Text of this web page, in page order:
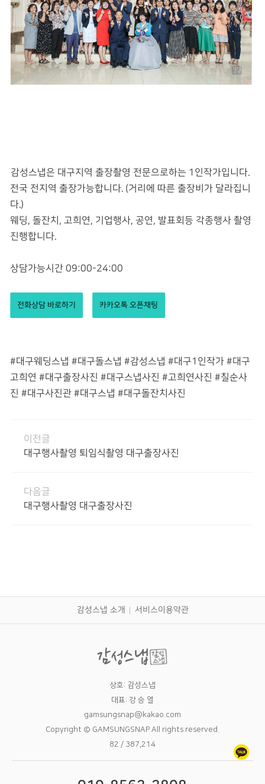
감성스냅은 대구지역 출장촬영 전문으로하는 1인작가입니다.
전국 전지역 출장가능합니다. (거리에 따른 출장비가 달라집니
다.)
웨딩, 돌잔치, 고희연, 기업행사, 공연, 발표회등 각종행사 촬영
진행합니다.
상담가능시간 09:00-24:00
전화상담 바로하기 카카오톡 오픈채팅
#대구웨딩스냅 #대구돌스냅 #감성스냅 #대구1인작가 #대구
고희연 #대구출장사진 #대구스냅사진 #고희연사진 #칠순사
진 #대구사진관 #대구스냅 #대구돌잔치사진
이전글
대구행사촬영 퇴임식촬영 대구출장사진
다음글
대구행사촬영 대구출장사진
감성스냅 소개 서비스이용약관
상호: 감성스냅
대표: 강 승 열
gamsungsnap@kakao.com
Copyright © GAMSUNGSNAP All rights reserved.
82 / 387,214